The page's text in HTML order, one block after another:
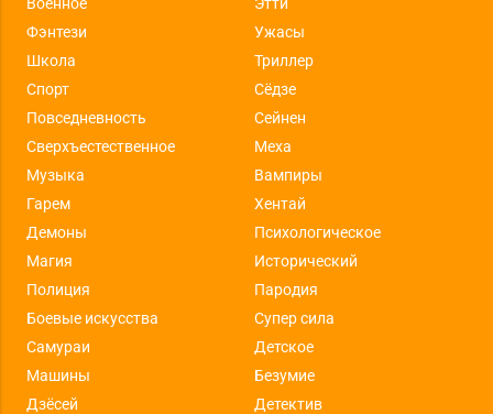
Фэнтези
Ужасы
Школа
Триллер
Спорт
Сёдзе
Повседневность
Сейнен
Сверхъестественное
Меха
Музыка
Вампиры
Гарем
Хентай
Демоны
Психологическое
Магия
Исторический
Полиция
Пародия
Боевые искусства
Супер сила
Самураи
Детское
Машины
Безумие
Дзёсей
Детектив